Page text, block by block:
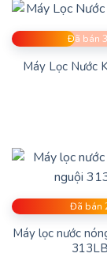
Đã bán
Máy Lọc Nước
Đã bán
Máy lọc nước
313LB